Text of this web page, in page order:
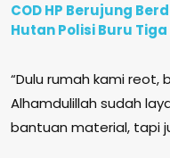
COD HP Berujung
Hutan Polisi Buru
“Dulu rumah kami
Alhamdulillah sudah
bantuan material, tapi